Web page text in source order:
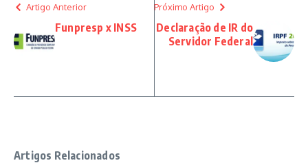
Artigo Anterior
Funpresp x INSS
Próximo Artigo
Declaração de IR do
Servidor Federal
Artigos Relacionados